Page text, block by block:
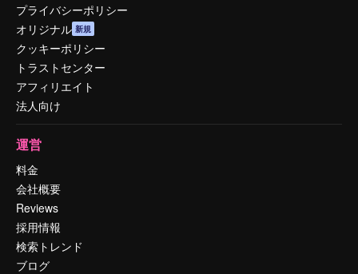
プライバシーポリシー
オリジナル 新規
クッキーポリシー
トラストセンター
アフィリエイト
法人向け
運営
料金
会社概要
Reviews
採用情報
検索トレンド
ブログ